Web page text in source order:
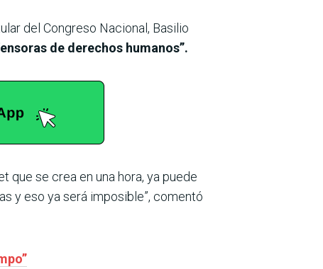
del Congreso Nacional, Basilio
de derechos humanos”.
que se crea en una hora, ya puede
y eso ya será imposible”, comentó